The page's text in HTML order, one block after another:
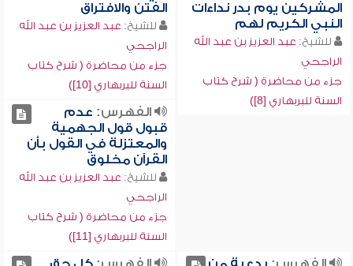
المشركين يوم بدر نداءات
النبي الكريم لهم
للشيخ: عبد العزيز بن عبد الله
الراجحي
جزء من محاضرة ( شرح كتاب
السنة للبربهاري [8])
الفتن والافتراق
للشيخ: عبد العزيز بن عبد الله
الراجحي
جزء من محاضرة ( شرح كتاب
السنة للبربهاري [10])
الفهرس: عدم
قبول قول الجهمية
والمعتزلة في القول بأن
القرآن مخلوق
للشيخ: عبد العزيز بن عبد الله
الراجحي
جزء من محاضرة ( شرح كتاب
السنة للبربهاري [11])